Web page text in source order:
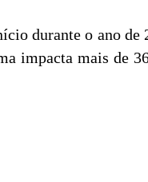
durante o ano de
impacta mais de